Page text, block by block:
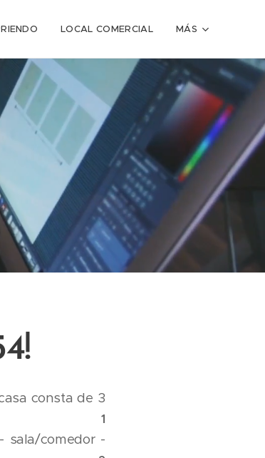
LOCAL COMERCIAL MÁS
consta de 3
1
sala/comedor -